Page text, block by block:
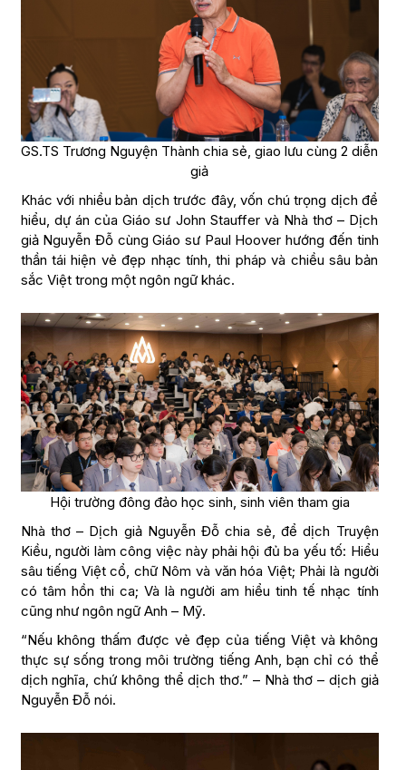
GS.TS Trương Nguyện Thành chia sẻ, giao lưu cùng 2 diễn
giả
Khác với nhiều bản dịch trước đây, vốn chú trọng dịch để
hiểu, dự án của Giáo sư John Stauffer và Nhà thơ – Dịch
giả Nguyễn Đỗ cùng Giáo sư Paul Hoover hướng đến tinh
thần tái hiện vẻ đẹp nhạc tính, thi pháp và chiều sâu bản
sắc Việt trong một ngôn ngữ khác.
Hội trường đông đảo học sinh, sinh viên tham gia
Nhà thơ – Dịch giả Nguyễn Đỗ chia sẻ, để dịch Truyện
Kiều, người làm công việc này phải hội đủ ba yếu tố: Hiểu
sâu tiếng Việt cổ, chữ Nôm và văn hóa Việt; Phải là người
có tâm hồn thi ca; Và là người am hiểu tinh tế nhạc tính
cũng như ngôn ngữ Anh – Mỹ.
“Nếu không thấm được vẻ đẹp của tiếng Việt và không
thực sự sống trong môi trường tiếng Anh, bạn chỉ có thể
dịch nghĩa, chứ không thể dịch thơ.” – Nhà thơ – dịch giả
Nguyễn Đỗ nói.